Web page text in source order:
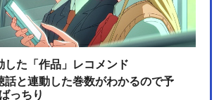
した「作品」レコメンド
話と連動した巻数がわかるので予
っちり